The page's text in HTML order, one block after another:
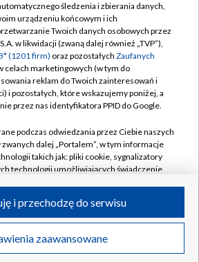
TVP
TVP
Cyfrowa
Regulamin TVP
prywatności
Moje zgody
Pomoc
Kontakt
Kanały
Polska S.A. w likwidacji
śledzenia i zbierania danych,
urządzeniu końcowym i ich
Twoich danych osobowych przez
w likwidacji (zwaną dalej również „TVP”),
(1201 firm) oraz pozostałych Zaufanych
celach marketingowych (w tym do
reklam do Twoich zainteresowań i
i pozostałych, które wskazujemy poniżej, a
przez nas identyfikatora PPID do Google.
podczas odwiedzania przez Ciebie naszych
zwanych dalej „Portalem”, w tym informacje
takich jak: pliki cookie, sygnalizatory
technologii umożliwiających świadczenie
podczas odwiedzania przez Ciebie
na Portalu, takie jak adresy IP, identyfikatory
zaawansowane
i przechodzę do serwisu